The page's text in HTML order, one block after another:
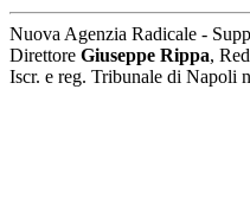
Nuova Agenzia Radicale -
Direttore Giuseppe Rippa,
Iscr. e reg. Tribunale di Napoli